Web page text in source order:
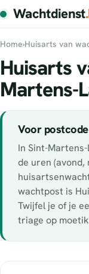
Wachtdienst
Home›Huisarts van
Huisarts
Martens-
Voor
In Sint-
de uren (avond,
wachtpost is
Twijfel je of je
triage op